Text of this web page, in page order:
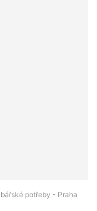
potřeby - Praha